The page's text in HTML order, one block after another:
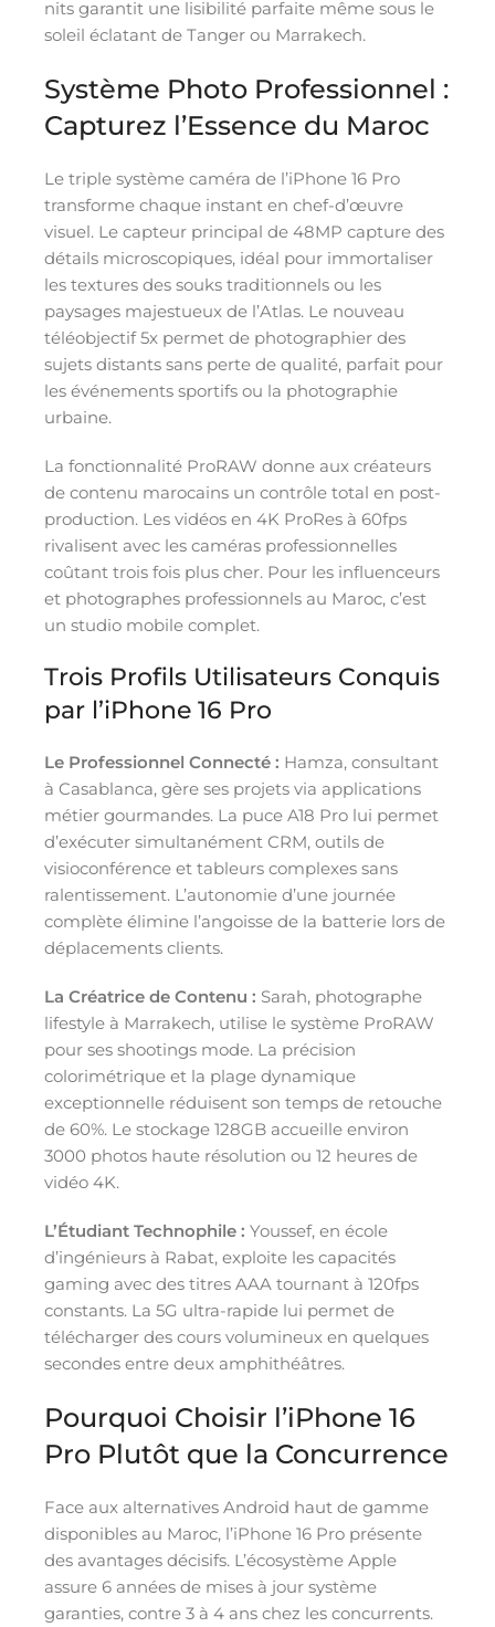
nits garantit une lisibilité parfaite même sous le
soleil éclatant de Tanger ou Marrakech.
Système Photo Professionnel :
Capturez l’Essence du Maroc
Le triple système caméra de l’iPhone 16 Pro
transforme chaque instant en chef-d’œuvre
visuel. Le capteur principal de 48MP capture des
détails microscopiques, idéal pour immortaliser
les textures des souks traditionnels ou les
paysages majestueux de l’Atlas. Le nouveau
téléobjectif 5x permet de photographier des
sujets distants sans perte de qualité, parfait pour
les événements sportifs ou la photographie
urbaine.
La fonctionnalité ProRAW donne aux créateurs
de contenu marocains un contrôle total en post-
production. Les vidéos en 4K ProRes à 60fps
rivalisent avec les caméras professionnelles
coûtant trois fois plus cher. Pour les influenceurs
et photographes professionnels au Maroc, c’est
un studio mobile complet.
Trois Profils Utilisateurs Conquis
par l’iPhone 16 Pro
Le Professionnel Connecté : Hamza, consultant
à Casablanca, gère ses projets via applications
métier gourmandes. La puce A18 Pro lui permet
d’exécuter simultanément CRM, outils de
visioconférence et tableurs complexes sans
ralentissement. L’autonomie d’une journée
complète élimine l’angoisse de la batterie lors de
déplacements clients.
La Créatrice de Contenu : Sarah, photographe
lifestyle à Marrakech, utilise le système ProRAW
pour ses shootings mode. La précision
colorimétrique et la plage dynamique
exceptionnelle réduisent son temps de retouche
de 60%. Le stockage 128GB accueille environ
3000 photos haute résolution ou 12 heures de
vidéo 4K.
L’Étudiant Technophile : Youssef, en école
d’ingénieurs à Rabat, exploite les capacités
gaming avec des titres AAA tournant à 120fps
constants. La 5G ultra-rapide lui permet de
télécharger des cours volumineux en quelques
secondes entre deux amphithéâtres.
Pourquoi Choisir l’iPhone 16
Pro Plutôt que la Concurrence
Face aux alternatives Android haut de gamme
disponibles au Maroc, l’iPhone 16 Pro présente
des avantages décisifs. L’écosystème Apple
assure 6 années de mises à jour système
garanties, contre 3 à 4 ans chez les concurrents.